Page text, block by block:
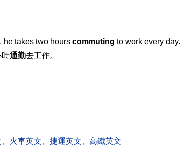
he takes two hours commuting to work every day.
時通勤去工作。
火車英文 捷運英文 高鐵英文